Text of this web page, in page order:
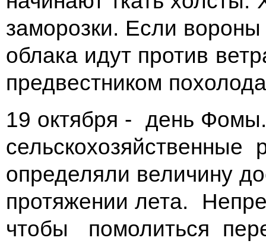
заморозки. Если
облака идут против
предвестником
19 октября - день
определяли величину
протяжении лета.
чтобы помолиться